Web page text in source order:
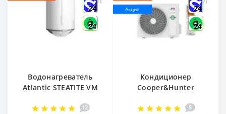
24
24
Водонагреватель
Atlantic STEATITE VM
851188
12
Акция
24
24
Кондиционер
Cooper&Hunter
S12FTXLA2-NG (WI-
5